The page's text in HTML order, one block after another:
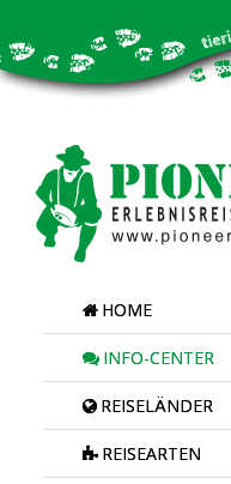
HOME
INFO-CENTER
REISELÄNDER
REISEARTEN